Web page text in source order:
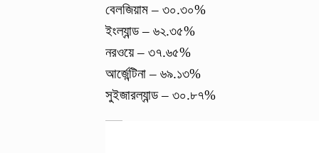
বেলজিয়াম – ৩০.৩০%
ইংল্যান্ড – ৬২.৩৫%
নরওয়ে – ৩৭.৬৫%
আর্জেন্টিনা – ৬৯.১৩%
সুইজারল্যান্ড – ৩০.৮৭%